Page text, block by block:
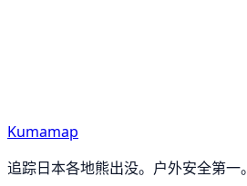
Kumamap
追踪日本各地熊出没。户外安全第一。